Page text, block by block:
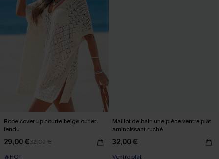
Robe cover up courte beige ourlet
fendu
29,00 €32,00 €
🔥HOT
Maillot de bain une pièce ventre plat
amincissant ruché
32,00 €
Ventre plat